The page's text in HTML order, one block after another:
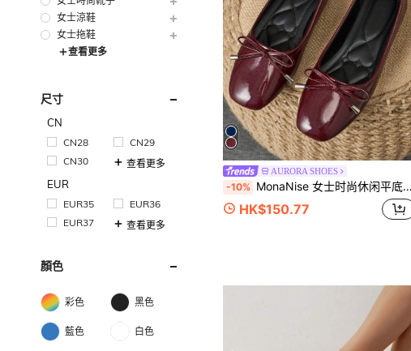
女士涼鞋
女士拖鞋
查看更多
尺寸
CN
CN28
CN29
CN30
查看更多
EUR
EUR35
EUR36
EUR37
查看更多
顏色
彩色 黑色
藍色 白色
AURORA SHOES
-10% MonaNise 女士时尚休闲平底鞋，卡其色，黑白方头，红色一脚蹬，黄色，薄荷绿色旅行，粉色秋季，勃艮第派对，高端百搭办公室黑色乐福鞋
HK$150.77